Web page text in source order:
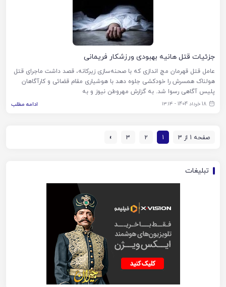
جزئیات قتل هانیه بهبودی ورزشکار فریمانی
عامل قتل قهرمان مچ اندازی که با صحنه‌سازی زیرکانه، قصد داشت ماجرای قتل
هولناک همسرش را خودکشی جلوه دهد با هوشیاری مقام قضائی و کارآگاهان
پلیس آگاهی رسوا شد. به گزارش مهروطن نیوز و به
18 خرداد 1404 - ۱۳:۱۴ ادامه مطلب
صفحه 1 از 3 1
2
3
»
تبلیغات